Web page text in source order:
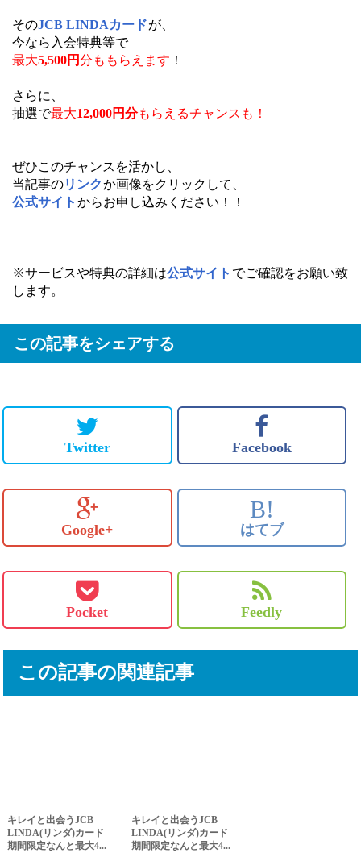
そのJCB LINDAカードが、
今なら入会特典等で
最大5,500円分ももらえます ！
さらに、
抽選で最大12,000円分もらえるチャンスも！
ぜひこのチャンスを活かし、
当記事のリンクか画像をクリックして、
公式サイト からお申し込みください！！
※サービスや特典の詳細は公式サイト でご確認をお願い致
します。
この記事をシェアする
Twitter Facebook
Google+
B!
はてブ
Pocket Feedly
この記事の関連記事
キレイと出会うJCB
LINDA(リンダ)カード
期間限定なんと最大4...
キレイと出会うJCB
LINDA(リンダ)カード
期間限定なんと最大4...